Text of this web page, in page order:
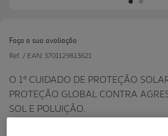
Faça a sua avaliação
Ref. / EAN: 3701129813621
O 1º CUIDADO DE PROTEÇÃO
PROTEÇÃO GLOBAL CONTRA
SOL E POLUIÇÃO.